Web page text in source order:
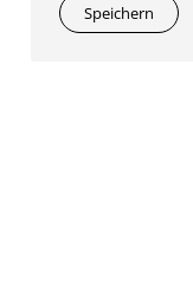
Speichern